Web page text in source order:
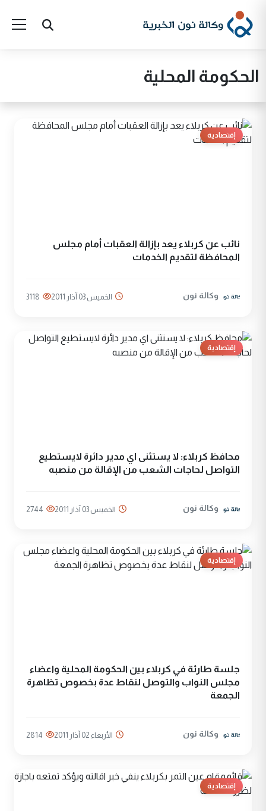
الحكومة المحلية
إقتصادية
نائب عن كربلاء يعد بإزالة العقبات أمام مجلس
المحافظة لتقديم الخدمات
وكالة نون الخميس 03 آذار 2011 3118
إقتصادية
محافظ كربلاء: لا يستثنى اي مدير دائرة لايستطيع
التواصل لحاجات الشعب من الإقالة من منصبه
وكالة نون الخميس 03 آذار 2011 2744
إقتصادية
جلسة طارئة في كربلاء بين الحكومة المحلية واعضاء
مجلس النواب والتوصل لنقاط عدة بخصوص تظاهرة
الجمعة
وكالة نون الأربعاء 02 آذار 2011 2814
إقتصادية